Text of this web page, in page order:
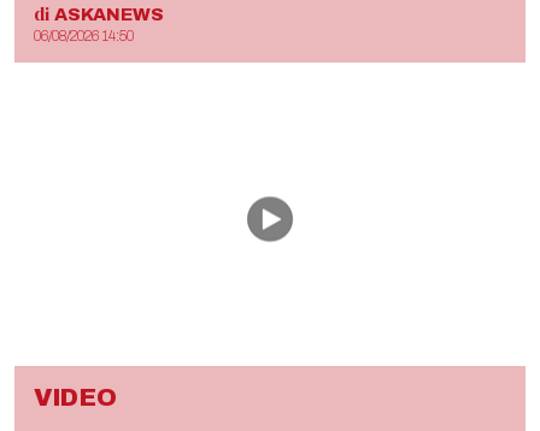
di ASKANEWS
06/08/2026 14:50
VIDEO